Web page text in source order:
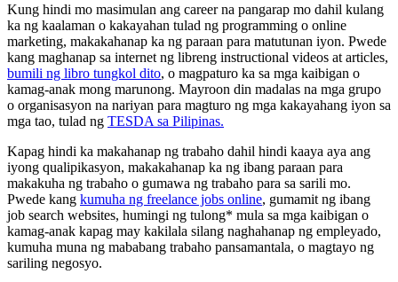
Kung hindi mo masimulan ang career na pangarap mo dahil kulang
ka ng kaalaman o kakayahan tulad ng programming o online
marketing, makakahanap ka ng paraan para matutunan iyon. Pwede
kang maghanap sa internet ng libreng instructional videos at articles,
bumili ng libro tungkol dito, o magpaturo ka sa mga kaibigan o
kamag-anak mong marunong. Mayroon din madalas na mga grupo
o organisasyon na nariyan para magturo ng mga kakayahang iyon sa
mga tao, tulad ng TESDA sa Pilipinas.
Kapag hindi ka makahanap ng trabaho dahil hindi kaaya aya ang
iyong qualipikasyon, makakahanap ka ng ibang paraan para
makakuha ng trabaho o gumawa ng trabaho para sa sarili mo.
Pwede kang kumuha ng freelance jobs online, gumamit ng ibang
job search websites, humingi ng tulong* mula sa mga kaibigan o
kamag-anak kapag may kakilala silang naghahanap ng empleyado,
kumuha muna ng mababang trabaho pansamantala, o magtayo ng
sariling negosyo.